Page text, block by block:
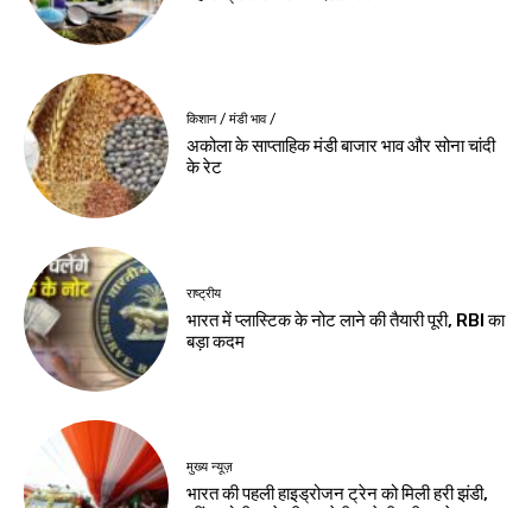
किशान / मंडी भाव /
अकोला के साप्ताहिक मंडी बाजार भाव और सोना चांदी
के रेट
राष्ट्रीय
भारत में प्लास्टिक के नोट लाने की तैयारी पूरी, RBI का
बड़ा कदम
मुख्य न्यूज़
भारत की पहली हाइड्रोजन ट्रेन को मिली हरी झंडी,